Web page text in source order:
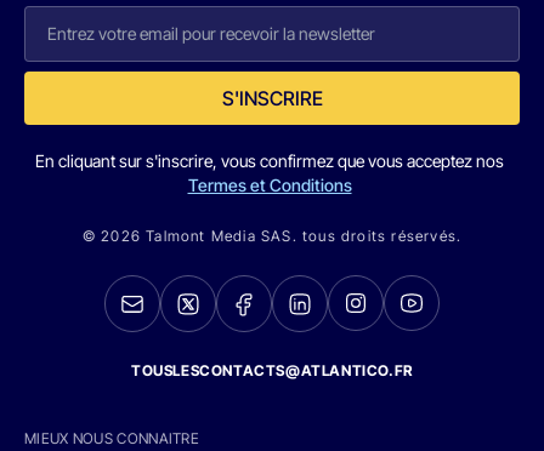
S'INSCRIRE
En cliquant sur s'inscrire, vous confirmez que vous acceptez nos
Termes et Conditions
© 2026 Talmont Media SAS. tous droits réservés.
TOUSLESCONTACTS@ATLANTICO.FR
MIEUX NOUS CONNAITRE